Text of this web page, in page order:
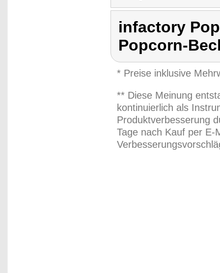
infactory
Popcorn-
* Preise inklusive
** Diese Meinung
kontinuierlich als
Produktverbesserung
Tage nach Kauf per E-